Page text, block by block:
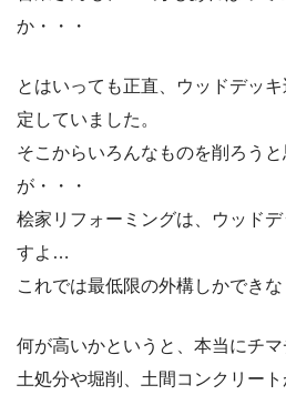
か・・・
とはいっても正直、ウッドデッ
定していました。
そこからいろんなものを削ろう
が・・・
桧家リフォーミングは、ウッド
すよ…
これでは最低限の外構しかできな
何が高いかというと、本当にチ
土処分や堀削、土間コンクリー